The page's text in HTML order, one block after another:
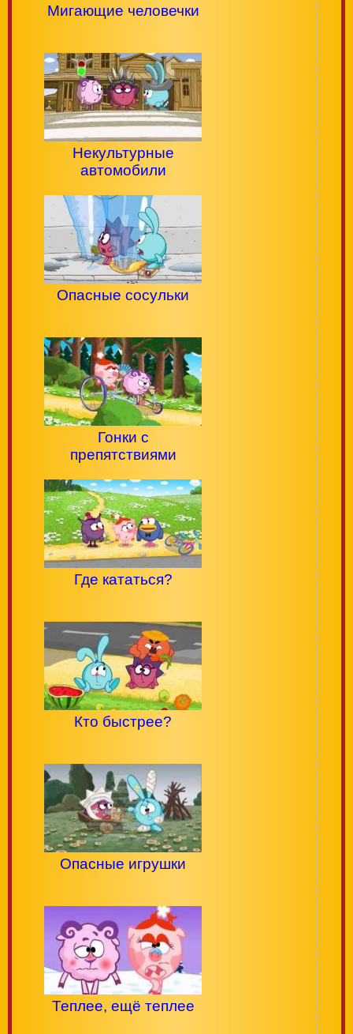
Мигающие человечки
Некультурные
автомобили
Опасные сосульки
Гонки с
препятствиями
Где кататься?
Кто быстрее?
Опасные игрушки
Теплее, ещё теплее